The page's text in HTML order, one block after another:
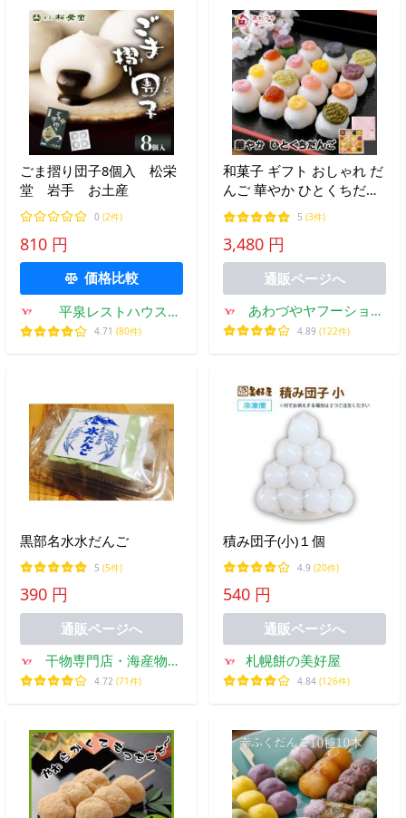
ごま摺り団子8個入 松栄
堂 岩手 お土産
0 (2件)
810 円
価格比較
平泉レストハウス
Yahoo!ショッピング店
4.71 (80件)
和菓子 ギフト おしゃれ だ
んご 華やか ひとくちだん
ご 13種 16玉セット 送料無
料 新潟県産 コシヒカリ 米
粉 冷凍 お供え お礼 お菓
子
5 (3件)
3,480 円
通販ページへ
あわづやヤフーショッ
ピング店
4.89 (122件)
黒部名水水だんご
5 (5件)
390 円
通販ページへ
干物専門店・海産物の
高岡屋
4.72 (71件)
積み団子(小)１個
4.9 (20件)
540 円
通販ページへ
札幌餅の美好屋
4.84 (126件)